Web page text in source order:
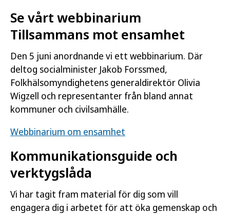
Se vårt webbinarium
Tillsammans mot ensamhet
Den 5 juni anordnande vi ett webbinarium. Där
deltog socialminister Jakob Forssmed,
Folkhälsomyndighetens generaldirektör Olivia
Wigzell och representanter från bland annat
kommuner och civilsamhälle.
Webbinarium om ensamhet
Kommunikationsguide och
verktygslåda
Vi har tagit fram material för dig som vill
engagera dig i arbetet för att öka gemenskap och